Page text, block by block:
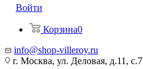
Войти
Корзина0
info@shop-villeroy.ru
г. Москва, ул. Деловая, д.11, с.7